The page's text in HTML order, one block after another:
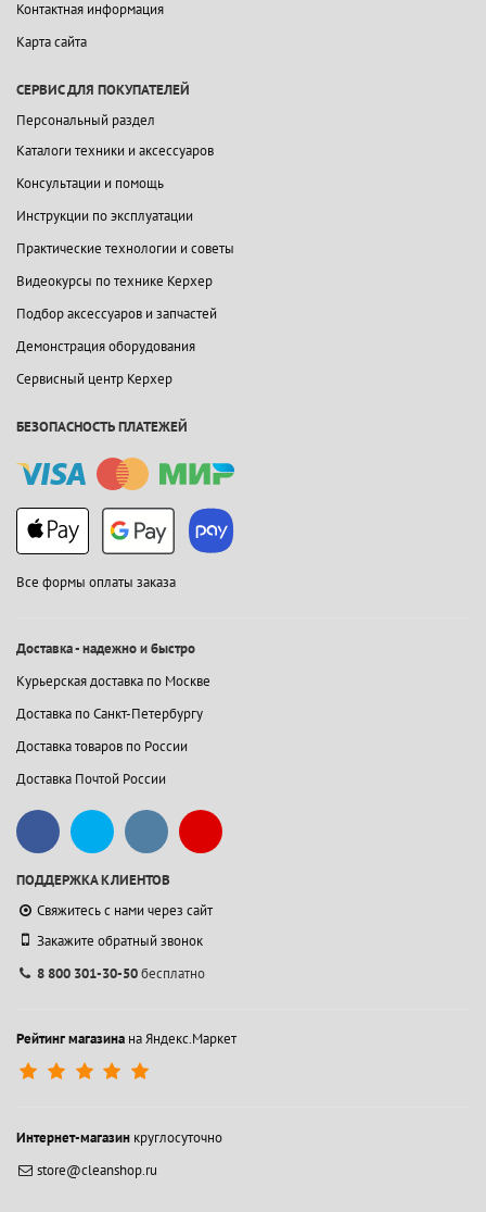
Контактная информация
Карта сайта
СЕРВИС ДЛЯ ПОКУПАТЕЛЕЙ
Персональный раздел
Каталоги техники и аксессуаров
Консультации и помощь
Инструкции по эксплуатации
Практические технологии и советы
Видеокурсы по технике Керхер
Подбор аксессуаров и запчастей
Демонстрация оборудования
Сервисный центр Керхер
БЕЗОПАСНОСТЬ ПЛАТЕЖЕЙ
Все формы оплаты заказа
Доставка - надежно и быстро
Курьерская доставка по Москве
Доставка по Санкт-Петербургу
Доставка товаров по России
Доставка Почтой России
ПОДДЕРЖКА КЛИЕНТОВ
Свяжитесь с нами через сайт
Закажите обратный звонок
8 800 301-30-50бесплатно
Рейтинг магазина на Яндекс.Маркет
Интернет-магазин круглосуточно
store@cleanshop.ru